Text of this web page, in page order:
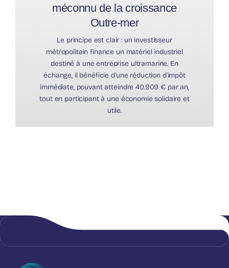
méconnu de la croissance
Outre-mer
Le principe est clair : un investisseur
métropolitain finance un matériel industriel
destiné à une entreprise ultramarine. En
échange, il bénéficie d’une réduction d’impôt
immédiate, pouvant atteindre 40.909 € par an,
tout en participant à une économie solidaire et
utile.